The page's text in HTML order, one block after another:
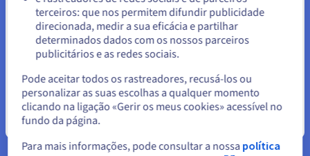
Ásia-Pacífico
(Austrália - Sydney)
ap-southeast-syd
Ásia-Pacífico (Índia -
Mumbai)
ap-south-mum
Uma região é uma área geográfica composta por um ou mais
datacenters. Encontrará mais informações sobre a
organização da região OVHcloud nestapágina .
(1) Largura de banda privada limitada pelas capacidades
Ficar no website atual
Selecionar outro website
terceiros: que nos permitem difundir publicidade
direcionada, medir a sua eficácia e partilhar
determinados dados com os nossos parceiros
publicitários e as redes sociais.
Pode aceitar todos os rastreadores, recusá-los ou
personalizar as suas escolhas a qualquer momento
clicando na ligação «Gerir os meus cookies» acessível no
fundo da página.
Para mais informações, pode consultar a nossa política